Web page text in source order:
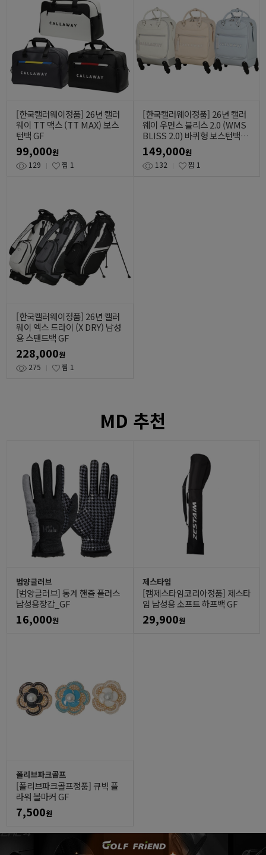
[한국캘러웨이정품] 26년 캘러
웨이 TT 맥스 (TT MAX) 보스
턴백 GF
99,000원
129
찜 1
[한국캘러웨이정품] 26년 캘러
웨이 우먼스 블리스 2.0 (WMS
BLISS 2.0) 바퀴형 보스턴백 G
F
149,000원
132
찜 1
[한국캘러웨이정품] 26년 캘러
웨이 엑스 드라이 (X DRY) 남성
용 스탠드백 GF
228,000원
275
찜 1
MD 추천
범양글러브
[범양글러브] 동계 핸즐 플러스
남성용장갑_GF
16,000원
제스타임
[캠제스타임코리아정품] 제스타
임 남성용 소프트 하프백 GF
29,900원
폴리브파크골프
[폴리브파크골프정품] 큐빅 플
라워 볼마커 GF
7,500원